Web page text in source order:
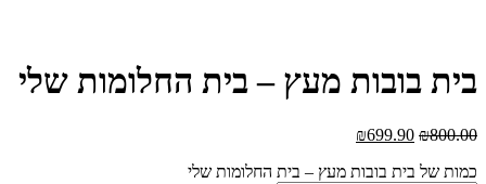
בובות מעץ – בית החלומות שלי
₪
₪699.90
של בית בובות מעץ – בית החלומות שלי